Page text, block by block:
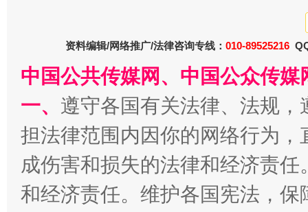
揭开“小金库”的免责幌子
资料编辑/网络推广/法律咨询专线： 010-89525216
中国公共传媒网、中国公众传
一、 遵守各国有关法律、法规
担法律范围内因你的网络行为
成伤害和损失的法律和经济责
和经济责任。维护各国宪法，